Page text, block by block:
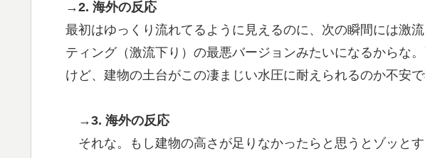
→2. 海外の反応
最初はゆっくり流れてるように見えるのに、次の瞬間には激
ティング（激流下り）の最悪バージョンみたいになるからな
けど、建物の土台がこの凄まじい水圧に耐えられるのか不安で
→3. 海外の反応
それな。もし建物の高さが足りなかったらと思うとゾッと